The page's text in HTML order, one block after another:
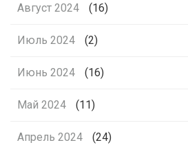
Август 2024 (16)
Июль 2024 (2)
Июнь 2024 (16)
Май 2024 (11)
Апрель 2024 (24)